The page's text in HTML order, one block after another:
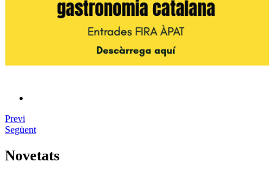
Previ
Següent
Novetats